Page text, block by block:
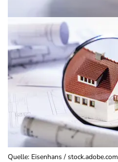
Quelle: Eisenhans / stock.adobe.com